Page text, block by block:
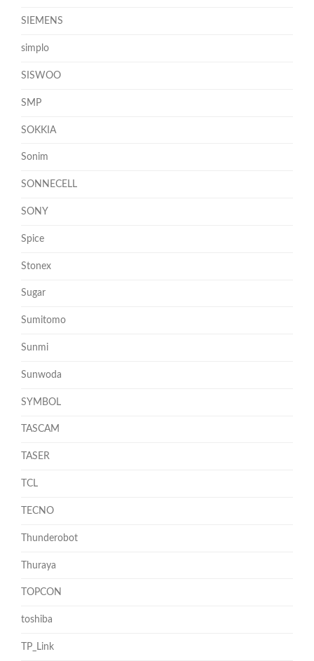
SIEMENS
simplo
SISWOO
SMP
SOKKIA
Sonim
SONNECELL
SONY
Spice
Stonex
Sugar
Sumitomo
Sunmi
Sunwoda
SYMBOL
TASCAM
TASER
TCL
TECNO
Thunderobot
Thuraya
TOPCON
toshiba
TP_Link